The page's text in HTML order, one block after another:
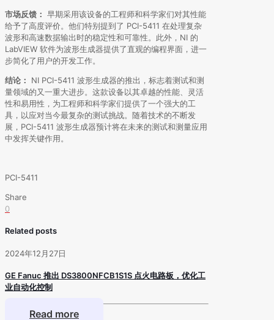
市场反馈： 早期采用该设备的工程师和科学家们对其性能
给予了高度评价。他们特别提到了 PCI-5411 在处理复杂
波形和高速数据输出时的稳定性和可靠性。此外，NI 的
LabVIEW 软件为波形生成器提供了直观的编程界面，进一
步简化了用户的开发工作。
结论：
NI PCI-5411 波形生成器的推出，标志着测试和测
量领域的又一重大进步。这款设备以其卓越的性能、灵活
性和易用性，为工程师和科学家们提供了一个强大的工
具，以应对当今最复杂的测试挑战。随着技术的不断发
展，PCI-5411 波形生成器预计将在未来的测试和测量应用
中发挥关键作用。
PCI-5411
Share
0
Related posts
2024年12月27日
GE Fanuc 推出 DS3800NFCB1S1S 点火电路板，优化工
业自动化控制
Read more